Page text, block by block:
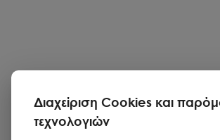
Διαχείριση Cookies και
τεχνολογιών